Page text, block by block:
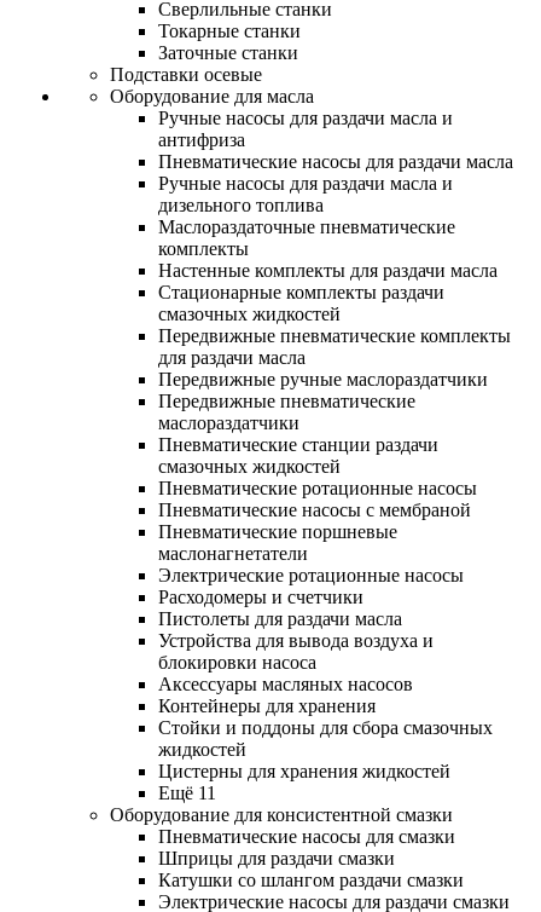
Сверлильные станки
Токарные станки
Заточные станки
Подставки осевые
Оборудование для масла
Ручные насосы для раздачи масла и
антифриза
Пневматические насосы для раздачи масла
Ручные насосы для раздачи масла и
дизельного топлива
Маслораздаточные пневматические
комплекты
Настенные комплекты для раздачи масла
Стационарные комплекты раздачи
смазочных жидкостей
Передвижные пневматические комплекты
для раздачи масла
Передвижные ручные маслораздатчики
Передвижные пневматические
маслораздатчики
Пневматические станции раздачи
смазочных жидкостей
Пневматические ротационные насосы
Пневматические насосы с мембраной
Пневматические поршневые
маслонагнетатели
Электрические ротационные насосы
Расходомеры и счетчики
Пистолеты для раздачи масла
Устройства для вывода воздуха и
блокировки насоса
Аксессуары масляных насосов
Контейнеры для хранения
Стойки и поддоны для сбора смазочных
жидкостей
Цистерны для хранения жидкостей
Ещё 11
Оборудование для консистентной смазки
Пневматические насосы для смазки
Шприцы для раздачи смазки
Катушки со шлангом раздачи смазки
Электрические насосы для раздачи смазки